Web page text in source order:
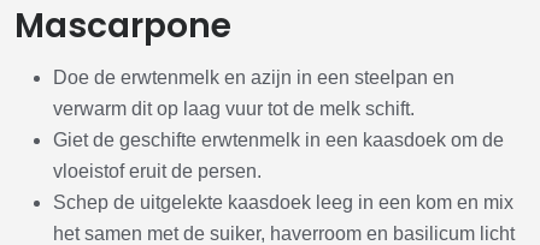
Mascarpone
Doe de erwtenmelk en azijn in een steelpan en
verwarm dit op laag vuur tot de melk schift.
Giet de geschifte erwtenmelk in een kaasdoek om de
vloeistof eruit de persen.
Schep de uitgelekte kaasdoek leeg in een kom en mix
het samen met de suiker, haverroom en basilicum licht